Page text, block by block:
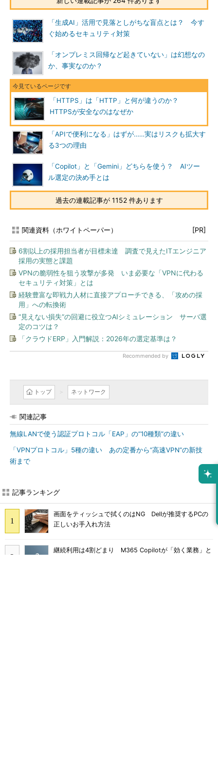
「生成AI」活用で見落としがちな盲点とは？ 今す
ぐ始めるセキュリティ対策
「オンプレミス回帰など起きていない」は幻想なの
か、事実なのか？
「HTTPS」は「HTTP」と何が違うのか？
HTTPSが安全なのはなぜか
「APIで便利になる」はずが……実はリスクも拡大す
る3つの理由
「Copilot」と「Gemini」どちらを使う？ AIツー
ル選定の決め手とは
過去の連載記事が 1152 件あります
関連資料（ホワイトペーパー） [PR]
6割以上の採用担当者が目標未達 調査で見えたITエンジニア
採用の実態と課題
VPNの脆弱性を狙う攻撃が多発 いま必要な「VPNに代わる
セキュリティ対策」とは
経験豊富な即戦力人材に直接アプローチできる、「攻めの採
用」への転換術
“見えない損失”の回避に役立つAIシミュレーション サーバ選
定のコツは？
「クラウドERP」入門解説：2026年の選定基準は？
Recommended by
トップ ネットワーク
関連記事
無線LANで使う認証プロトコル「EAP」の“10種類”の違い
「VPNプロトコル」5種の違い あの定番から“高速VPN”の新技
術まで
記事ランキング
画面をティッシュで拭くのはNG Dellが推奨するPCの
正しいお手入れ方法
継続利用は4割どまり M365 Copilotが「効く業務」と